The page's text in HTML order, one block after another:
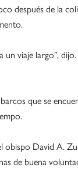
después de la
viaje largo”,
que se
obispo David A.
de buena